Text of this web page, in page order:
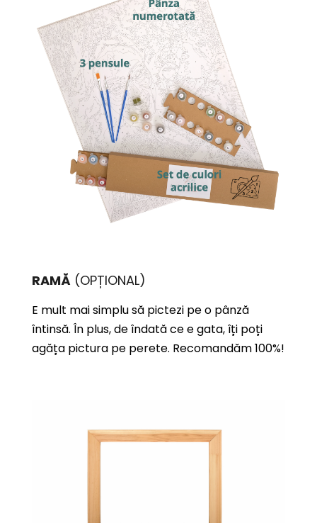
RAMĂ (OPȚIONAL)
E mult mai simplu să pictezi pe o pânză
întinsă. În plus, de îndată ce e gata, îți poți
agăța pictura pe perete. Recomandăm 100%!